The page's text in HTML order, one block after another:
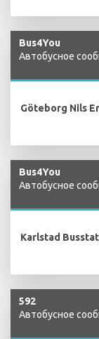
Bus4You
Автобусное
Göteborg Nils
Bus4You
Автобусное
Karlstad
592
Автобусное